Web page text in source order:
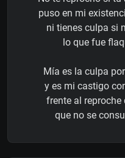
puso en mi
ni tienes culpa si
lo que fue
Mía es la culpa
y es mi castigo
frente al
que no se